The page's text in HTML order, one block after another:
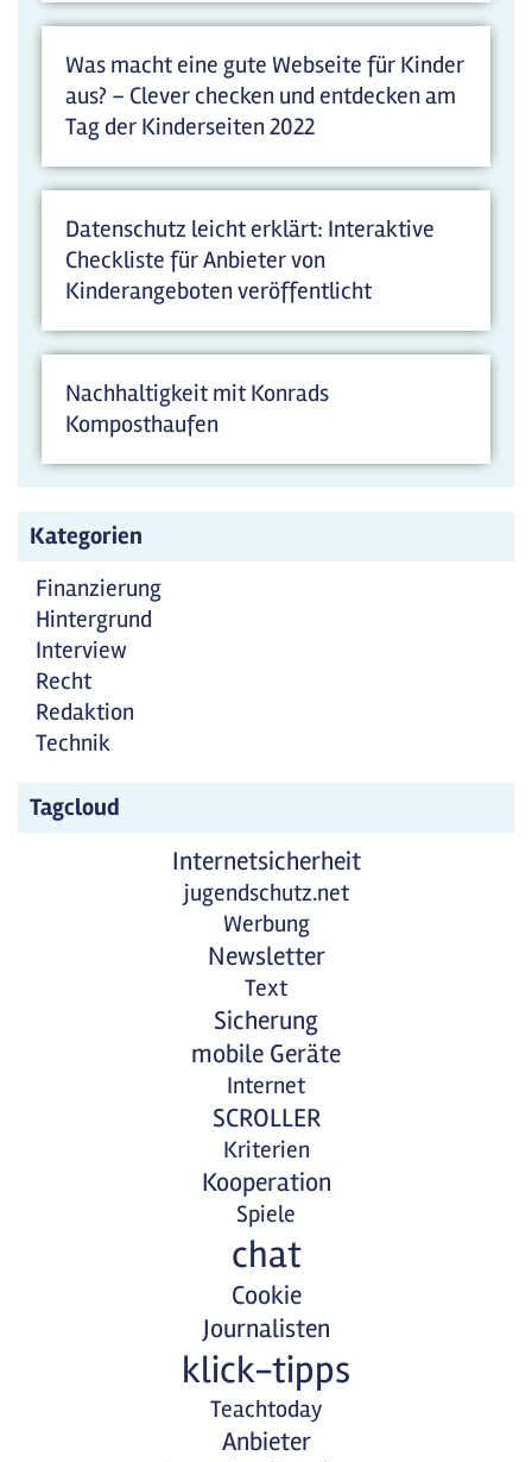
Was macht eine gute Webseite für Kinder
aus? – Clever checken und entdecken am
Tag der Kinderseiten 2022
Datenschutz leicht erklärt: Interaktive
Checkliste für Anbieter von
Kinderangeboten veröffentlicht
Nachhaltigkeit mit Konrads
Komposthaufen
Kategorien
Finanzierung
Hintergrund
Interview
Recht
Redaktion
Technik
Tagcloud
Internetsicherheit
jugendschutz.net
Werbung
Newsletter
Text
Sicherung
mobile Geräte
Internet
SCROLLER
Kriterien
Kooperation
Spiele
chat
Cookie
Journalisten
klick-tipps
Teachtoday
Anbieter